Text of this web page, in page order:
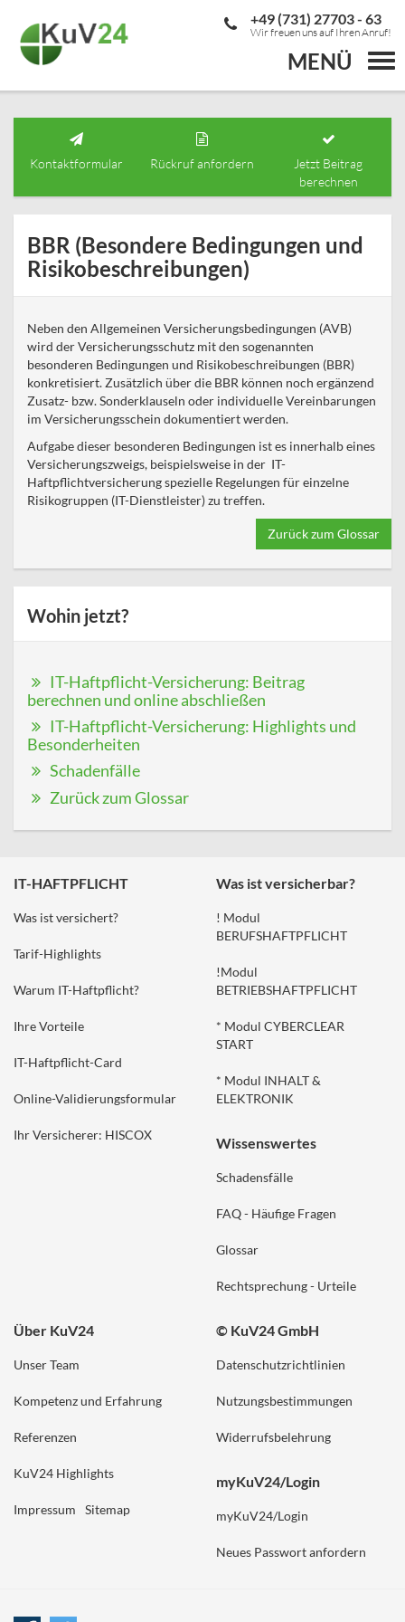
MENÜ
+49 (731) 27703 - 63
Wir freuen uns auf Ihren Anruf!
Kontaktformular Rückruf anfordern
Jetzt Beitrag
berechnen
BBR (Besondere Bedingungen und
Risikobeschreibungen)
Neben den Allgemeinen Versicherungsbedingungen (AVB)
wird der Versicherungsschutz mit den sogenannten
besonderen Bedingungen und Risikobeschreibungen (BBR)
konkretisiert. Zusätzlich über die BBR können noch ergänzend
Zusatz- bzw. Sonderklauseln oder individuelle Vereinbarungen
im Versicherungsschein dokumentiert werden.
Aufgabe dieser besonderen Bedingungen ist es innerhalb eines
Versicherungszweigs, beispielsweise in der IT-
Haftpflichtversicherung spezielle Regelungen für einzelne
Risikogruppen (IT-Dienstleister) zu treffen.
Zurück zum Glossar
Wohin jetzt?
IT-Haftpflicht-Versicherung: Beitrag
berechnen und online abschließen
IT-Haftpflicht-Versicherung: Highlights und
Besonderheiten
Schadenfälle
Zurück zum Glossar
IT-HAFTPFLICHT
Was ist versichert?
Tarif-Highlights
Warum IT-Haftpflicht?
Ihre Vorteile
IT-Haftpflicht-Card
Online-Validierungsformular
Ihr Versicherer: HISCOX
Was ist versicherbar?
! Modul
BERUFSHAFTPFLICHT
!Modul
BETRIEBSHAFTPFLICHT
* Modul CYBERCLEAR
START
* Modul INHALT &
ELEKTRONIK
Wissenswertes
Schadensfälle
FAQ - Häufige Fragen
Glossar
Rechtsprechung - Urteile
Über KuV24
Unser Team
Kompetenz und Erfahrung
Referenzen
KuV24 Highlights
Impressum Sitemap
© KuV24 GmbH
Datenschutzrichtlinien
Nutzungsbestimmungen
Widerrufsbelehrung
myKuV24/Login
myKuV24/Login
Neues Passwort anfordern